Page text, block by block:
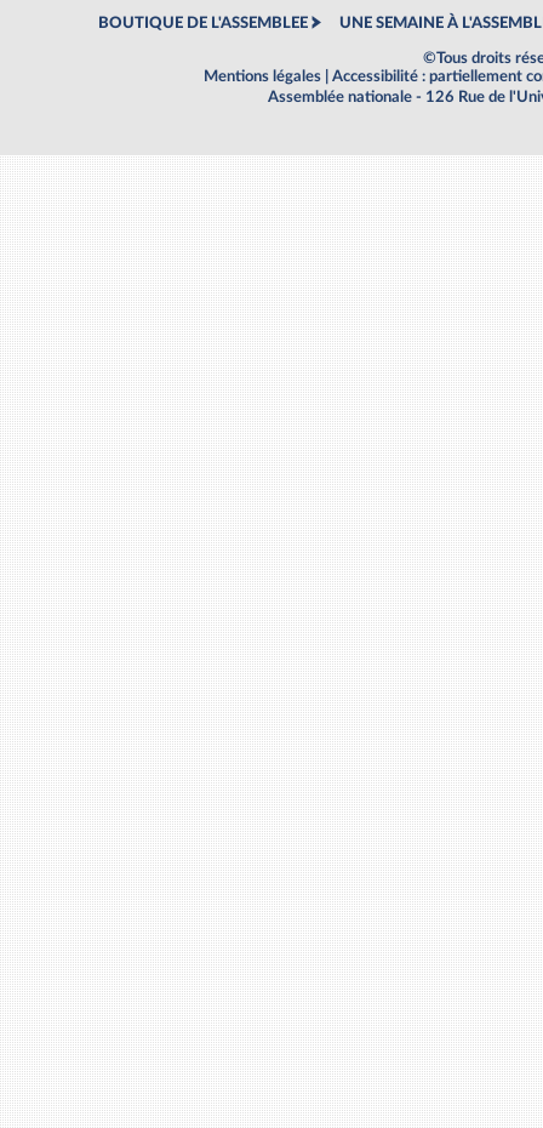
BOUTIQUE DE L'ASSEMBLEE UNE SEMAINE À
©Tous droits
Mentions légales
Accessibilité : partiellement
Assemblée nationale - 126 Rue de